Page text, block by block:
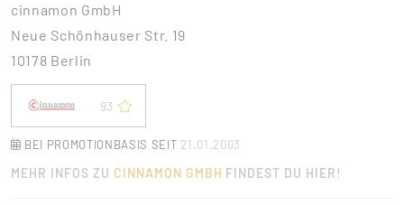
cinnamon GmbH
Neue Schönhauser Str. 19
10178 Berlin
93
BEI PROMOTIONBASIS SEIT 21.01.2003
MEHR INFOS ZU CINNAMON GMBH FINDEST DU HIER!